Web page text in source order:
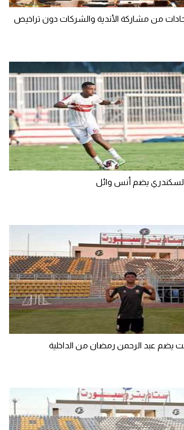
من مشاركة الأندية والشركات دون تراخيص
السكندري يضم أنس وائل
يضم عبد الرحمن رمضان من الداخلية